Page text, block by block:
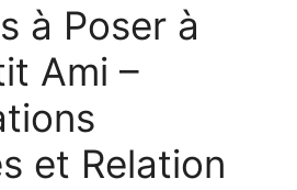
à Poser à
Ami –
et Relation